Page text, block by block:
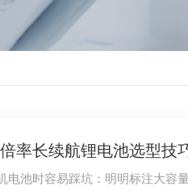
电池时容易踩坑：明明标注大容